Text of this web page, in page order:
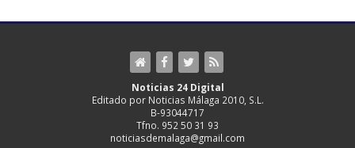
Noticias 24 Digital
Editado por Noticias Málaga 2010, S.L.
B-93044717
Tfno. 952 50 31 93
noticiasdemalaga@gmail.com